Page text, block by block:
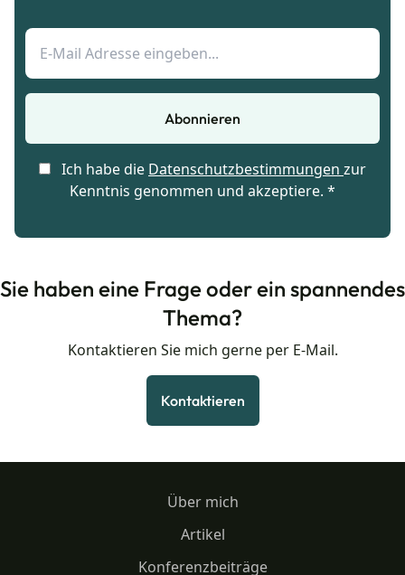
Abonnieren
Ich habe die Datenschutzbestimmungen zur
Kenntnis genommen und akzeptiere. *
Sie haben eine Frage oder ein spannendes
Thema?
Kontaktieren Sie mich gerne per E-Mail.
Kontaktieren
Über mich
Artikel
Konferenzbeiträge